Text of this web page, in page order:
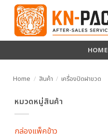
เนื้อหา
HOME
Home / สินค้า / เครื่องปิดฝาขวด
หมวดหมู่สินค้า
กล่องแพ็คข้าว